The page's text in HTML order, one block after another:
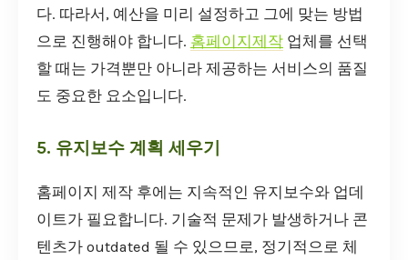
다. 따라서, 예산을 미리 설정하고 그에 맞는 방법
으로 진행해야 합니다. 홈페이지제작 업체를 선택
할 때는 가격뿐만 아니라 제공하는 서비스의 품질
도 중요한 요소입니다.
5. 유지보수 계획 세우기
홈페이지 제작 후에는 지속적인 유지보수와 업데
이트가 필요합니다. 기술적 문제가 발생하거나 콘
텐츠가 outdated 될 수 있으므로, 정기적으로 체